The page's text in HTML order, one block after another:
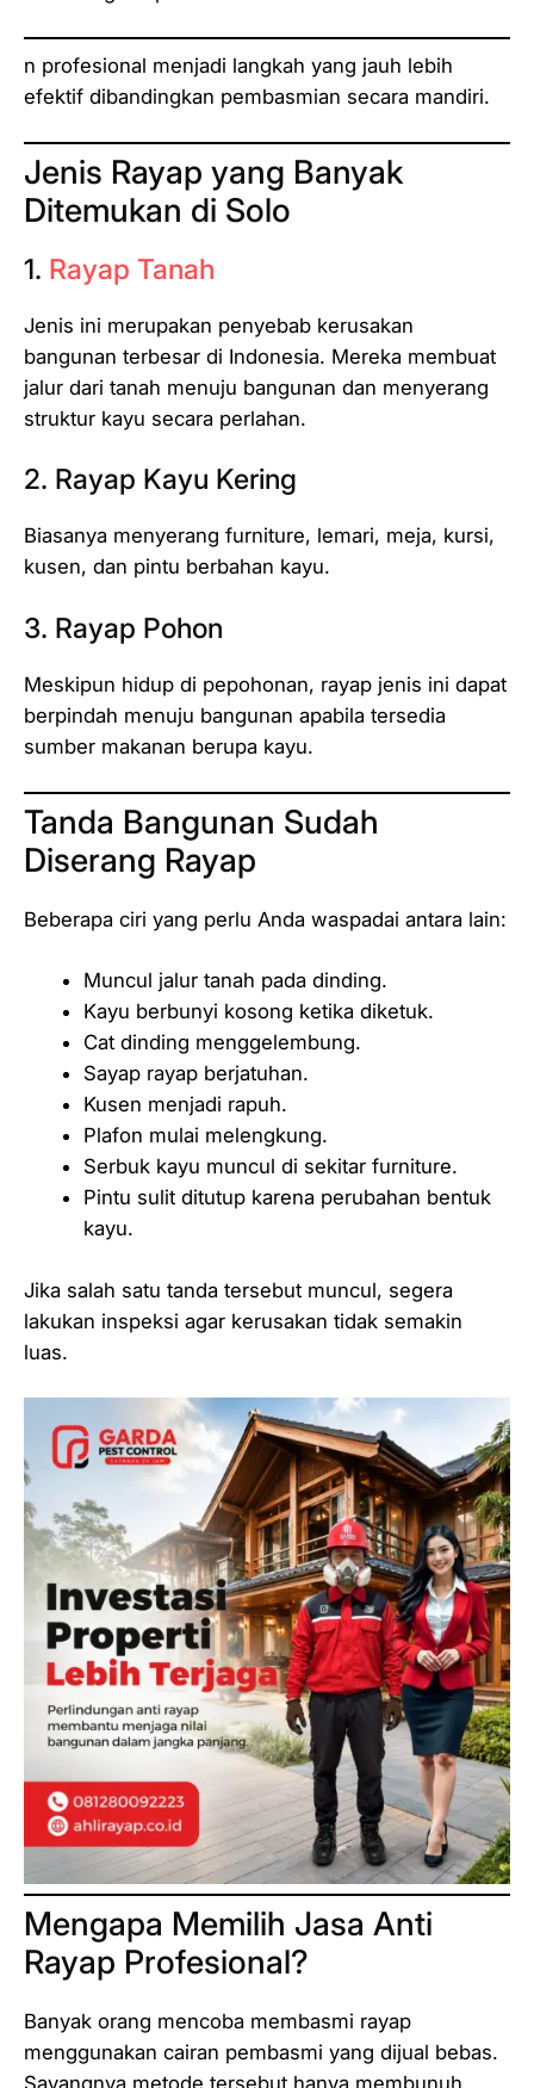
n profesional menjadi langkah yang jauh lebih
efektif dibandingkan pembasmian secara mandiri.
Jenis Rayap yang Banyak
Ditemukan di Solo
1. Rayap Tanah
Jenis ini merupakan penyebab kerusakan
bangunan terbesar di Indonesia. Mereka membuat
jalur dari tanah menuju bangunan dan menyerang
struktur kayu secara perlahan.
2. Rayap Kayu Kering
Biasanya menyerang furniture, lemari, meja, kursi,
kusen, dan pintu berbahan kayu.
3. Rayap Pohon
Meskipun hidup di pepohonan, rayap jenis ini dapat
berpindah menuju bangunan apabila tersedia
sumber makanan berupa kayu.
Tanda Bangunan Sudah
Diserang Rayap
Beberapa ciri yang perlu Anda waspadai antara lain:
Muncul jalur tanah pada dinding.
Kayu berbunyi kosong ketika diketuk.
Cat dinding menggelembung.
Sayap rayap berjatuhan.
Kusen menjadi rapuh.
Plafon mulai melengkung.
Serbuk kayu muncul di sekitar furniture.
Pintu sulit ditutup karena perubahan bentuk
kayu.
Jika salah satu tanda tersebut muncul, segera
lakukan inspeksi agar kerusakan tidak semakin
luas.
Mengapa Memilih Jasa Anti
Rayap Profesional?
Banyak orang mencoba membasmi rayap
menggunakan cairan pembasmi yang dijual bebas.